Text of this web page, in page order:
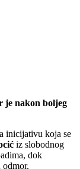
je nakon boljeg
inicijativu koja se
iz slobodnog
dok